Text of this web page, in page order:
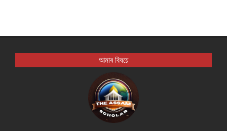
আমাৰ বিষয়ে